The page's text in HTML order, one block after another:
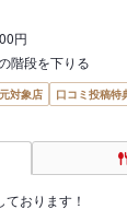
円
階段を下りる
対象店
口コミ投稿特
おります！